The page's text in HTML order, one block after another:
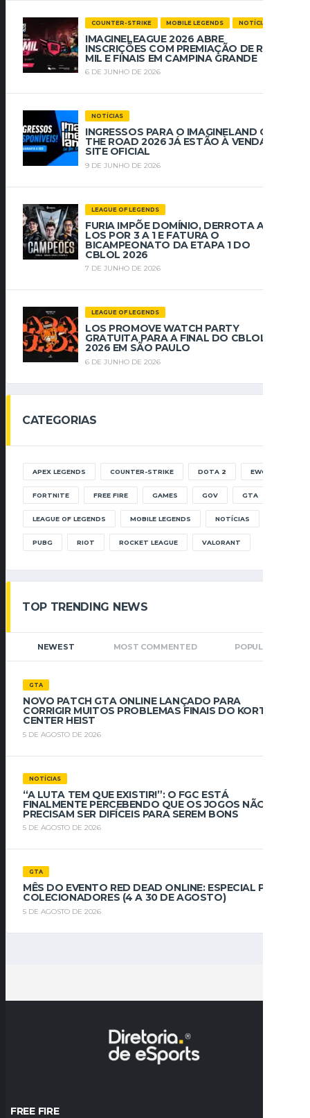
COUNTER-STRIKE MOBILE LEGENDS NOTÍCIAS
IMAGINELEAGUE 2026 ABRE
INSCRIÇÕES COM PREMIAÇÃO DE R$ 112
MIL E FINAIS EM CAMPINA GRANDE
6 DE JUNHO DE 2026
NOTÍCIAS
INGRESSOS PARA O IMAGINELAND ON
THE ROAD 2026 JÁ ESTÃO À VENDA NO
SITE OFICIAL
9 DE JUNHO DE 2026
LEAGUE OF LEGENDS
FURIA IMPÕE DOMÍNIO, DERROTA A
LOS POR 3 A 1 E FATURA O
BICAMPEONATO DA ETAPA 1 DO
CBLOL 2026
7 DE JUNHO DE 2026
LEAGUE OF LEGENDS
LOS PROMOVE WATCH PARTY
GRATUITA PARA A FINAL DO CBLOL
2026 EM SÃO PAULO
6 DE JUNHO DE 2026
CATEGORIAS
APEX LEGENDS COUNTER-STRIKE DOTA 2 EWC
FORTNITE FREE FIRE GAMES GOV GTA
LEAGUE OF LEGENDS MOBILE LEGENDS NOTÍCIAS
PUBG RIOT ROCKET LEAGUE VALORANT
TOP TRENDING NEWS
NEWEST MOST COMMENTED POPULAR
GTA
NOVO PATCH GTA ONLINE LANÇADO PARA
CORRIGIR MUITOS PROBLEMAS FINAIS DO KORTZ
CENTER HEIST
5 DE AGOSTO DE 2026
NOTÍCIAS
“A LUTA TEM QUE EXISTIR!”: O FGC ESTÁ
FINALMENTE PERCEBENDO QUE OS JOGOS NÃO
PRECISAM SER DIFÍCEIS PARA SEREM BONS
5 DE AGOSTO DE 2026
GTA
MÊS DO EVENTO RED DEAD ONLINE: ESPECIAL PARA
COLECIONADORES (4 A 30 DE AGOSTO)
5 DE AGOSTO DE 2026
FREE FIRE